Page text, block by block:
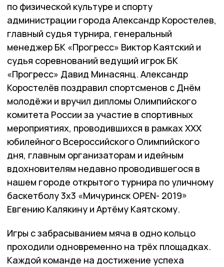
по физической культуре и спорту
администрации города Александр Коростелев,
главный судья турнира, генеральный
менеджер БК «Прогресс» Виктор Каятский и
судья соревнований ведущий игрок БК
«Прогресс» Давид Минасянц. Александр
Коростелёв поздравил спортсменов с Днём
молодёжи и вручил дипломы Олимпийского
комитета России за участие в спортивных
мероприятиях, проводившихся в рамкахХХХ
юбилейного Всероссийского Олимпийского
дня, главным организаторам и идейным
вдохновителям недавно проводившегося в
нашем городе открытого турнира по уличному
баскетболу 3х3 «Мичуринск OPEN- 2019»
Евгению Калякину и Артёму Каятскому.
Игры с забрасыванием мяча в одно кольцо
проходили одновременно на трёх площадках.
Каждой команде на достижение успеха